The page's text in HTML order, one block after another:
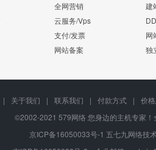
全网营销
云服务/Vps
支付/发票
网站备案
建
网
独
| 关于我们 | 联系我们 | 付款方式 |
价
©2002-2021 579网络 您身边的主机专家
京ICP备16050033号-1 五七九网络技